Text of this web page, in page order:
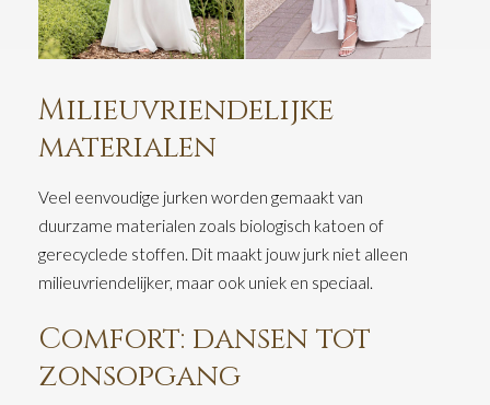
Milieuvriendelijke
materialen
Veel eenvoudige jurken worden gemaakt van
duurzame materialen zoals biologisch katoen of
gerecyclede stoffen. Dit maakt jouw jurk niet alleen
milieuvriendelijker, maar ook uniek en speciaal.
Comfort: dansen tot
zonsopgang